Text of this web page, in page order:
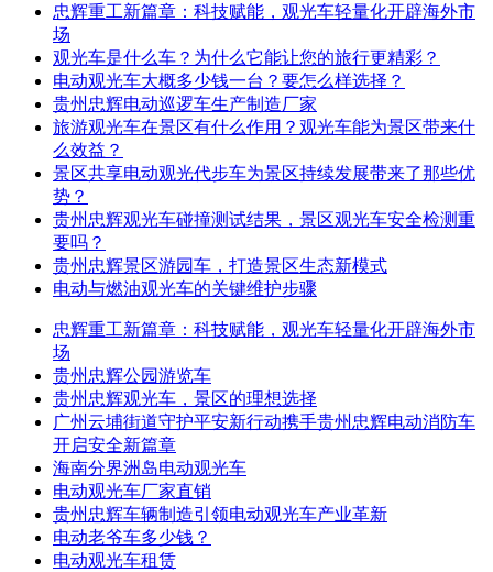
忠辉重工新篇章：科技赋能，观光车轻量化开辟海外市
场
观光车是什么车？为什么它能让您的旅行更精彩？
电动观光车大概多少钱一台？要怎么样选择？
贵州忠辉电动巡逻车生产制造厂家
旅游观光车在景区有什么作用？观光车能为景区带来什
么效益？
景区共享电动观光代步车为景区持续发展带来了那些优
势？
贵州忠辉观光车碰撞测试结果，景区观光车安全检测重
要吗？
贵州忠辉景区游园车，打造景区生态新模式
电动与燃油观光车的关键维护步骤
忠辉重工新篇章：科技赋能，观光车轻量化开辟海外市
场
贵州忠辉公园游览车
贵州忠辉观光车，景区的理想选择
广州云埔街道守护平安新行动携手贵州忠辉电动消防车
开启安全新篇章
海南分界洲岛电动观光车
电动观光车厂家直销
贵州忠辉车辆制造引领电动观光车产业革新
电动老爷车多少钱？
电动观光车租赁